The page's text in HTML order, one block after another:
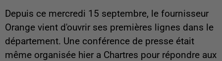
Depuis ce mercredi 15 septembre, le fournisseur
Orange vient d'ouvrir ses premières lignes dans le
département. Une conférence de presse était
même organisée hier a Chartres pour répondre aux